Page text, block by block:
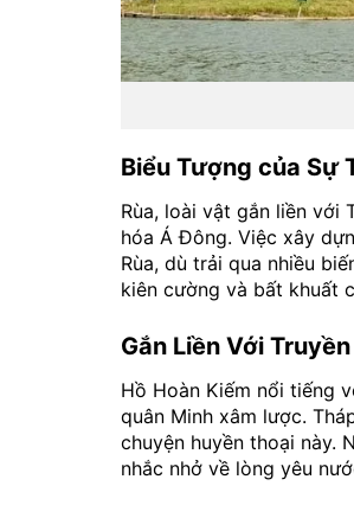
Biểu Tượng của Sự
Rùa, loài vật gắn liền với
hóa Á Đông. Việc xây
Rùa, dù trải qua nhiều
kiên cường và bất khuất
Gắn Liền Với
Hồ Hoàn Kiếm nổi tiếng
quân Minh xâm lược.
chuyện huyền thoại này.
nhắc nhở về lòng yêu